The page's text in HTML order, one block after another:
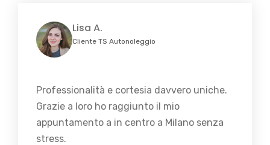
Lisa A.
Cliente TS Autonoleggio
Professionalità e cortesia davvero uniche.
Grazie a loro ho raggiunto il mio
appuntamento a in centro a Milano senza
stress.